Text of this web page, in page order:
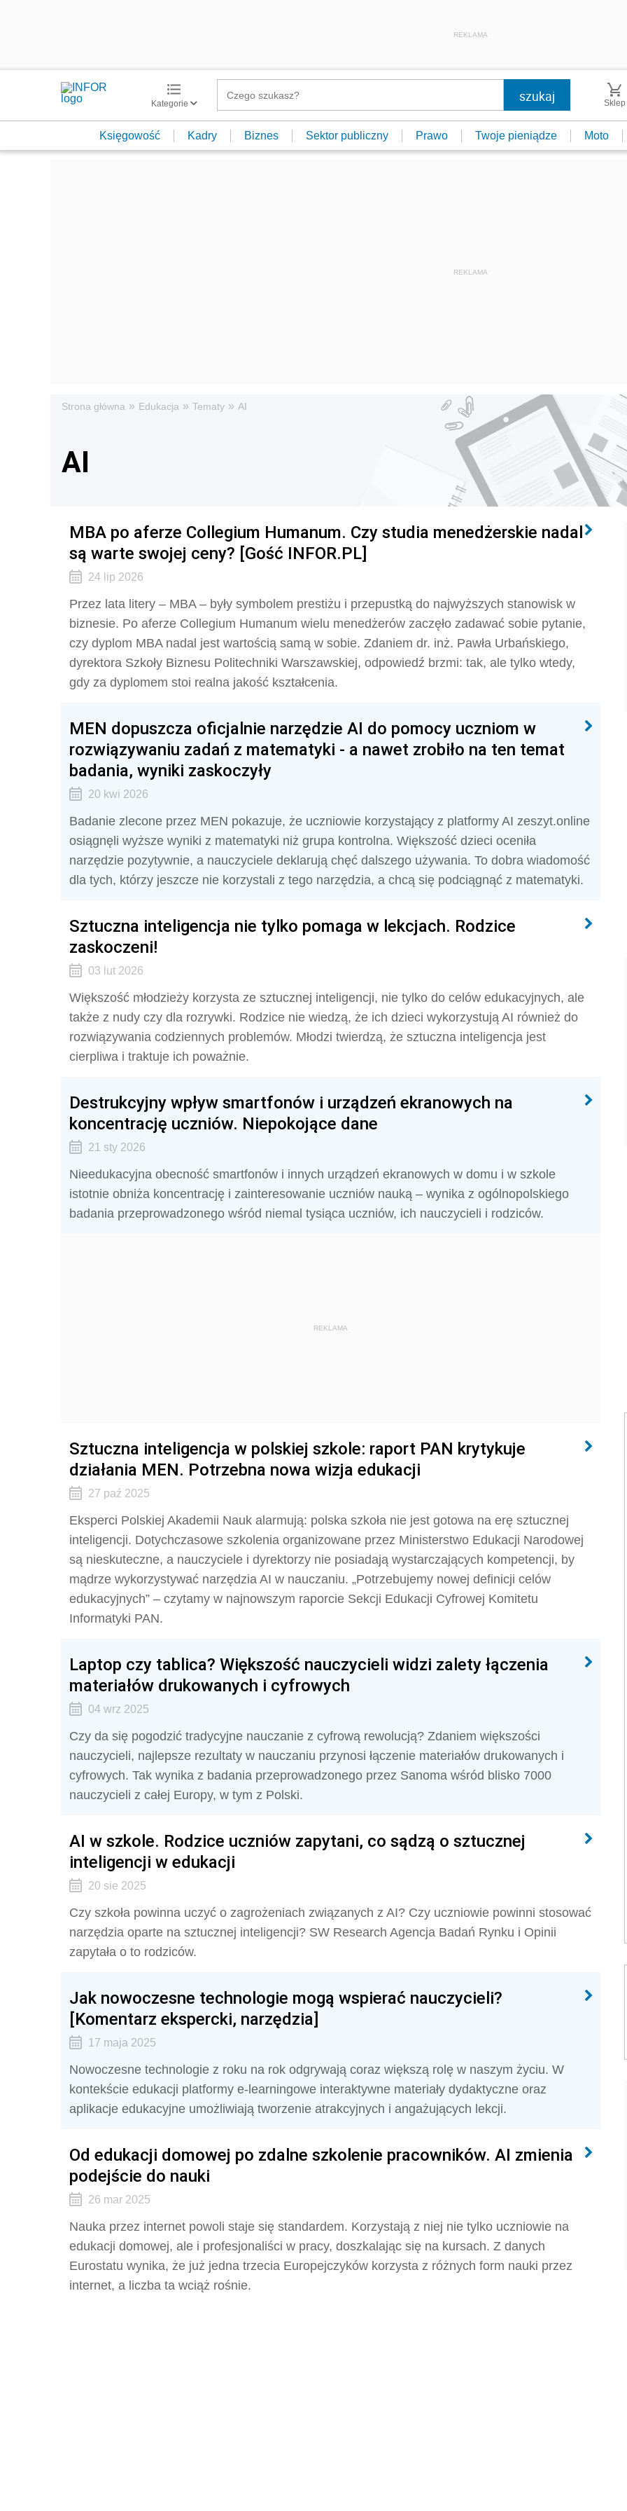
REKLAMA
Kategorie Sklep
Księgowość Kadry Biznes Sektor publiczny Prawo Twoje pieniądze Moto
Strona główna » Edukacja » Tematy » AI
AI
MBA po aferze Collegium Humanum. Czy studia menedżerskie nadal
są warte swojej ceny? [Gość INFOR.PL]
24 lip 2026
Przez lata litery – MBA – były symbolem prestiżu i przepustką do najwyższych stanowisk w
biznesie. Po aferze Collegium Humanum wielu menedżerów zaczęło zadawać sobie pytanie,
czy dyplom MBA nadal jest wartością samą w sobie. Zdaniem dr. inż. Pawła Urbańskiego,
dyrektora Szkoły Biznesu Politechniki Warszawskiej, odpowiedź brzmi: tak, ale tylko wtedy,
gdy za dyplomem stoi realna jakość kształcenia.
MEN dopuszcza oficjalnie narzędzie AI do pomocy uczniom w
rozwiązywaniu zadań z matematyki - a nawet zrobiło na ten temat
badania, wyniki zaskoczyły
20 kwi 2026
Badanie zlecone przez MEN pokazuje, że uczniowie korzystający z platformy AI zeszyt.online
osiągnęli wyższe wyniki z matematyki niż grupa kontrolna. Większość dzieci oceniła
narzędzie pozytywnie, a nauczyciele deklarują chęć dalszego używania. To dobra wiadomość
dla tych, którzy jeszcze nie korzystali z tego narzędzia, a chcą się podciągnąć z matematyki.
Sztuczna inteligencja nie tylko pomaga w lekcjach. Rodzice
zaskoczeni!
03 lut 2026
Większość młodzieży korzysta ze sztucznej inteligencji, nie tylko do celów edukacyjnych, ale
także z nudy czy dla rozrywki. Rodzice nie wiedzą, że ich dzieci wykorzystują AI również do
rozwiązywania codziennych problemów. Młodzi twierdzą, że sztuczna inteligencja jest
cierpliwa i traktuje ich poważnie.
Destrukcyjny wpływ smartfonów i urządzeń ekranowych na
koncentrację uczniów. Niepokojące dane
21 sty 2026
Nieedukacyjna obecność smartfonów i innych urządzeń ekranowych w domu i w szkole
istotnie obniża koncentrację i zainteresowanie uczniów nauką – wynika z ogólnopolskiego
badania przeprowadzonego wśród niemal tysiąca uczniów, ich nauczycieli i rodziców.
REKLAMA
Sztuczna inteligencja w polskiej szkole: raport PAN krytykuje
działania MEN. Potrzebna nowa wizja edukacji
27 paź 2025
Eksperci Polskiej Akademii Nauk alarmują: polska szkoła nie jest gotowa na erę sztucznej
inteligencji. Dotychczasowe szkolenia organizowane przez Ministerstwo Edukacji Narodowej
są nieskuteczne, a nauczyciele i dyrektorzy nie posiadają wystarczających kompetencji, by
mądrze wykorzystywać narzędzia AI w nauczaniu. „Potrzebujemy nowej definicji celów
edukacyjnych” – czytamy w najnowszym raporcie Sekcji Edukacji Cyfrowej Komitetu
Informatyki PAN.
Laptop czy tablica? Większość nauczycieli widzi zalety łączenia
materiałów drukowanych i cyfrowych
04 wrz 2025
Czy da się pogodzić tradycyjne nauczanie z cyfrową rewolucją? Zdaniem większości
nauczycieli, najlepsze rezultaty w nauczaniu przynosi łączenie materiałów drukowanych i
cyfrowych. Tak wynika z badania przeprowadzonego przez Sanoma wśród blisko 7000
nauczycieli z całej Europy, w tym z Polski.
AI w szkole. Rodzice uczniów zapytani, co sądzą o sztucznej
inteligencji w edukacji
20 sie 2025
Czy szkoła powinna uczyć o zagrożeniach związanych z AI? Czy uczniowie powinni stosować
narzędzia oparte na sztucznej inteligencji? SW Research Agencja Badań Rynku i Opinii
zapytała o to rodziców.
Jak nowoczesne technologie mogą wspierać nauczycieli?
[Komentarz ekspercki, narzędzia]
17 maja 2025
Nowoczesne technologie z roku na rok odgrywają coraz większą rolę w naszym życiu. W
kontekście edukacji platformy e-learningowe interaktywne materiały dydaktyczne oraz
aplikacje edukacyjne umożliwiają tworzenie atrakcyjnych i angażujących lekcji.
Od edukacji domowej po zdalne szkolenie pracowników. AI zmienia
podejście do nauki
26 mar 2025
Nauka przez internet powoli staje się standardem. Korzystają z niej nie tylko uczniowie na
edukacji domowej, ale i profesjonaliści w pracy, doszkalając się na kursach. Z danych
Eurostatu wynika, że już jedna trzecia Europejczyków korzysta z różnych form nauki przez
internet, a liczba ta wciąż rośnie.